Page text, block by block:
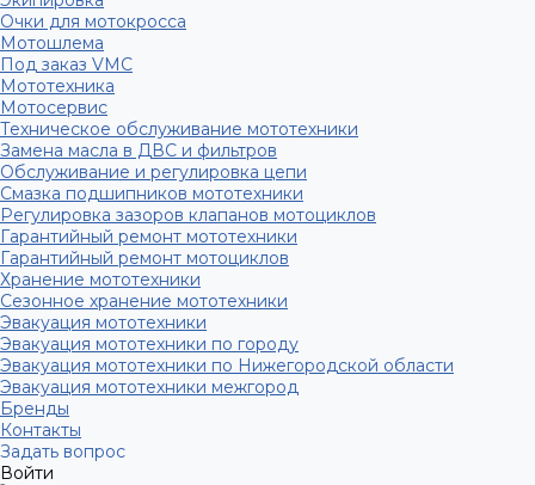
Очки для мотокросса
Мотошлема
Под заказ VMC
Мототехника
Мотосервис
Техническое обслуживание мототехники
Замена масла в ДВС и фильтров
Обслуживание и регулировка цепи
Смазка подшипников мототехники
Регулировка зазоров клапанов мотоциклов
Гарантийный ремонт мототехники
Гарантийный ремонт мотоциклов
Хранение мототехники
Сезонное хранение мототехники
Эвакуация мототехники
Эвакуация мототехники по городу
Эвакуация мототехники по Нижегородской области
Эвакуация мототехники межгород
Бренды
Контакты
Задать вопрос
Войти